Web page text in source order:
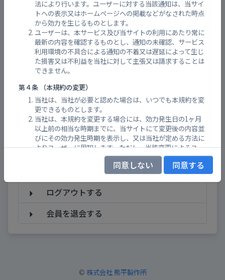
法により行います。ユーザーに対する当該通知は、当サイ
トへの表示又はホームページへの掲載などがなされた時点
から効力を生じるものとします。
ユーザーは、本サービス及び当サイトの利用にあたり常に
最新の内容を確認するものとし、通知の未確認、サービス
利用環境の不具合による通知の不着又は遅延によって生じ
た損害又は不利益を当社に対して主張又は請求することは
できません。
第４条 （本規約の変更）
当社は、当社が必要と認めた場合は、いつでも本規約を変
更できるものとします。
当社は、本規約を変更する場合には、効力発生日の1ヶ月
以上前の相当な時期までに、当サイトにて変更後の内容並
びにその効力発生時期を表示し、又は当社が定める方法に
よりユーザーに周知します。ただし、当該変更によるユー
ザーの不利益の程度が軽微であると当社が判断した場合、
その期間を短縮することができるものとします。
第５条 （制限事項）
当社は、気象情報、避難情報（警戒レベル、避難所開設状
どの防災情報の公開情報を、Ｌアラート（災害情報共有シ
ユーザーは、前項の公開情報が、情報提供者側の正確性と
同意しない 同意する
Lineから情報発信（記事投稿）する
Lineから記事を削除する
ログインメールアドレスを変更したい
ログインメールアドレスを忘れてしまっ
た
ログインパスワードを変更したい
ログインパスワードを忘れてしまった
会員規約を確認する
ログアウトする
会員を退会する
© 株式会社 熊平製作所